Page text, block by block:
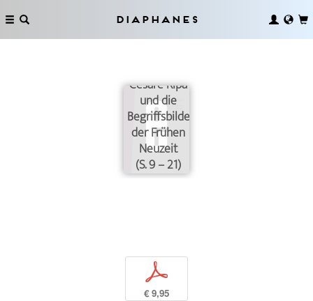
Diaphanes
Cesare Ripa
und die
Begriffsbilder
der Frühen
Neuzeit
(S. 9 – 21)
p
€ 9,95